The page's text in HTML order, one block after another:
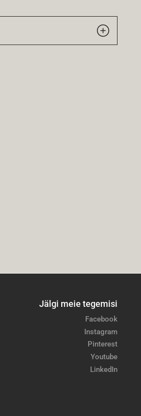
Jälgi meie tegemisi
Facebook
Instagram
Pinterest
Youtube
LinkedIn